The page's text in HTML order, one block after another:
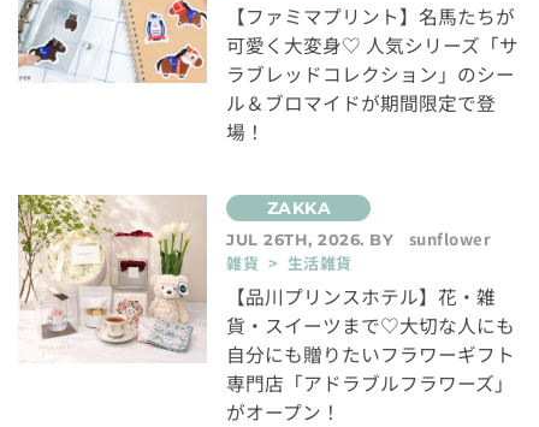
【ファミマプリント】名馬たちが
可愛く大変身♡ 人気シリーズ「サ
ラブレッドコレクション」のシー
ル＆ブロマイドが期間限定で登
場！
JUL 26TH, 2026. BY
sunflower
雑貨 > 生活雑貨
【品川プリンスホテル】花・雑
貨・スイーツまで♡大切な人にも
自分にも贈りたいフラワーギフト
専門店「アドラブルフラワーズ」
がオープン！